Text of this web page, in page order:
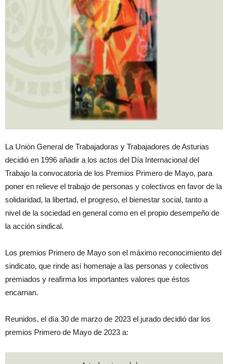
La Unión General de Trabajadoras y Trabajadores de Asturias
decidió en 1996 añadir a los actos del Día Internacional del
Trabajo la convocatoria de los Premios Primero de Mayo, para
poner en relieve el trabajo de personas y colectivos en favor de la
solidaridad, la libertad, el progreso, el bienestar social, tanto a
nivel de la sociedad en general como en el propio desempeño de
la acción sindical.
Los premios Primero de Mayo son el máximo reconocimiento del
sindicato, que rinde así homenaje a las personas y colectivos
premiados y reafirma los importantes valores que éstos
encarnan.
Reunidos, el día 30 de marzo de 2023 el jurado decidió dar los
premios Primero de Mayo de 2023 a: